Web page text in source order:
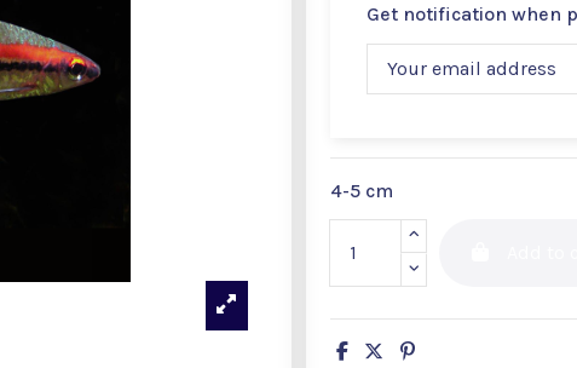
Get notification when
4-5 cm